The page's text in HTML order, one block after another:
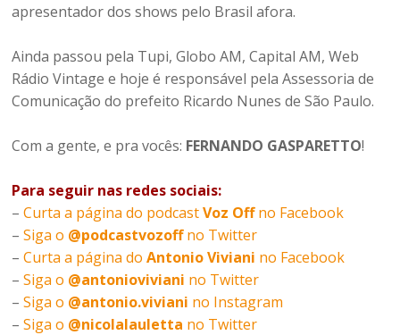
apresentador dos shows pelo Brasil afora.
Ainda passou pela Tupi, Globo AM, Capital AM, Web
Rádio Vintage e hoje é responsável pela Assessoria de
Comunicação do prefeito Ricardo Nunes de São Paulo.
Com a gente, e pra vocês: FERNANDO GASPARETTO!
Para seguir nas redes sociais:
–Curta a página do podcastVoz Offno Facebook
–Siga o @podcastvozoffno Twitter
–Curta a página doAntonio Viviani no Facebook
–Siga o @antonioviviani no Twitter
–Siga o @antonio.viviani no Instagram
–Siga o @nicolalauletta no Twitter